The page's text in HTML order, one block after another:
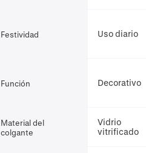
Festividad Uso diario
Función Decorativo
Material del
colgante
Vidrio
vitrificado